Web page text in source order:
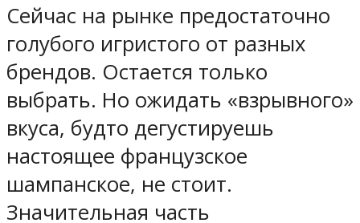
Сейчас на рынке предостаточно
голубого игристого от разных
брендов. Остается только
выбрать. Но ожидать «взрывного»
вкуса, будто дегустируешь
настоящее французское
шампанское, не стоит.
Значительная часть